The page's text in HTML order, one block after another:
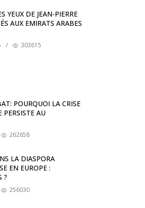
YEUX DE JEAN-PIERRE
AUX EMIRATS ARABES
/ 303615
POURQUOI LA CRISE
AU
262658
LA DIASPORA
EN EUROPE :
?
256030